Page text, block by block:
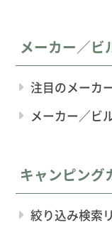
メーカー／ビ
注目のメーカ
メーカー／ビ
キャンピング
絞り込み検索